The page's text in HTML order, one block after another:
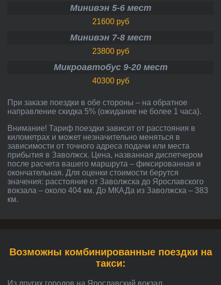
Минивэн 5-6 мест
21600 руб
Минивэн 7-8 мест
23800 руб
Микроавтобус 9-20 мест
40300 руб
При заказе поездки в обе стороны – на обратное
направление скидка 5% (ожидание не более 1 часа).
Внимание! Тариф поездки зависит от расстояния в
километрах и может незначительно меняться в
зависимости от точного адреса подачи или места
прибытия в Заволжск. Цена, названная диспетчером
после расчета вашего маршрута – фиксированная и
окончательная. Для оценки стоимости берутся
значения: расстояние от Заволжска до Ярославского
вокзала – около 404 км. До МКАДа из Заволжска – 383
км.
Возможны комбинированные поездки на
такси: